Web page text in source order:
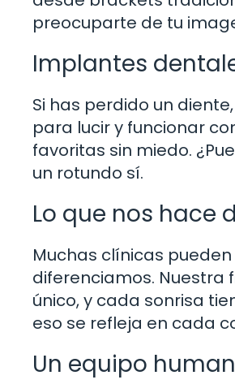
preocuparte de tu
Implantes
Si has perdido un
para lucir y funcionar
favoritas sin miedo.
un rotundo sí.
Lo que nos hace
Muchas clínicas
diferenciamos. Nuestra
único, y cada sonrisa
eso se refleja en cada
Un equipo